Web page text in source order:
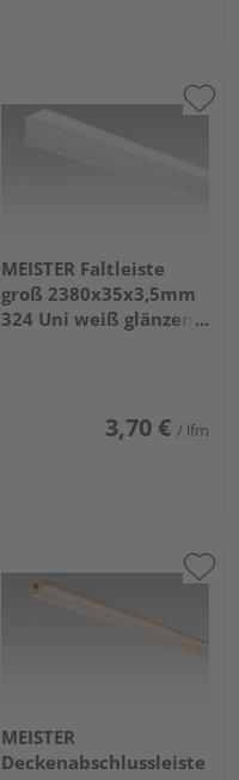
MEISTER Faltleiste
groß 2380x35x3,5mm
324 Uni weiß glänzend
3,70 € / lfm
MEISTER
Deckenabschlussleiste